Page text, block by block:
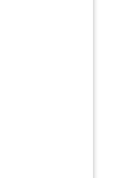
ovoce, melta
alergeny: 4,9)
s máslem, okurkový